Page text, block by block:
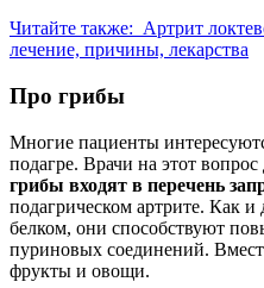
Читайте также: Артрит
лечение, причины, лекарства
Про грибы
Многие пациенты
подагре. Врачи на этот
грибы входят в перечень
подагрическом артрите. Как
белком, они способствуют
пуриновых соединений.
фрукты и овощи.